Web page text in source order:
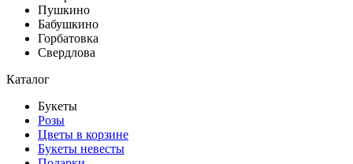
Пушкино
Бабушкино
Горбатовка
Свердлова
Каталог
Букеты
Розы
Цветы в корзине
Букеты невесты